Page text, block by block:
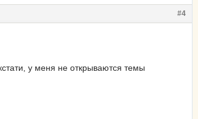
#4
у меня не открываются темы